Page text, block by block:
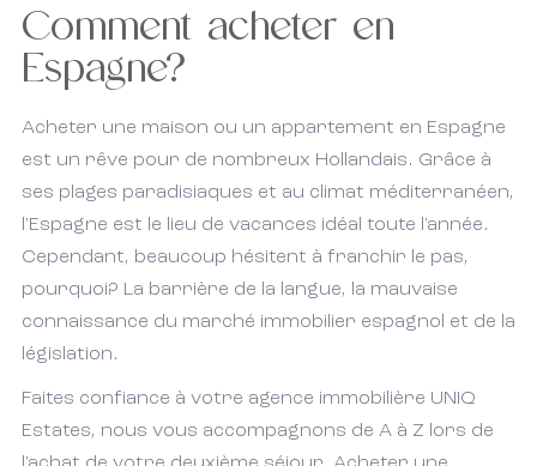
Comment acheter en
Espagne?
Acheter une maison ou un appartement en Espagne
est un rêve pour de nombreux Hollandais. Grâce à
ses plages paradisiaques et au climat méditerranéen,
l'Espagne est le lieu de vacances idéal toute l'année.
Cependant, beaucoup hésitent à franchir le pas,
pourquoi? La barrière de la langue, la mauvaise
connaissance du marché immobilier espagnol et de la
législation.
Faites confiance à votre agence immobilière UNIQ
Estates, nous vous accompagnons de A à Z lors de